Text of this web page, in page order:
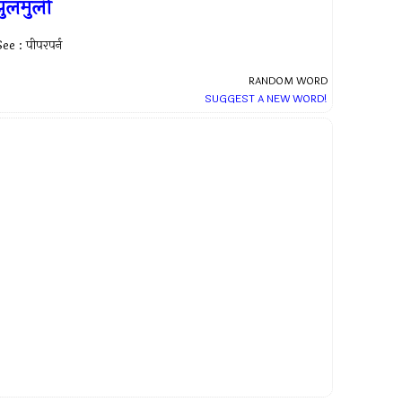
: पीपरपर्न
RANDOM WORD
SUGGEST A NEW WORD!